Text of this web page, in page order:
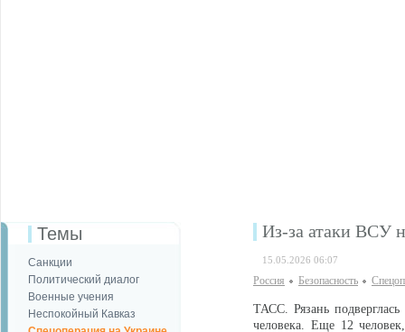
Темы
Санкции
Политический диалог
Военные учения
Неспокойный Кавказ
Из-за атаки ВСУ
15.05.2026 06:07
Россия Безопаcность
ТАСС. Рязань
человека. Еще 12